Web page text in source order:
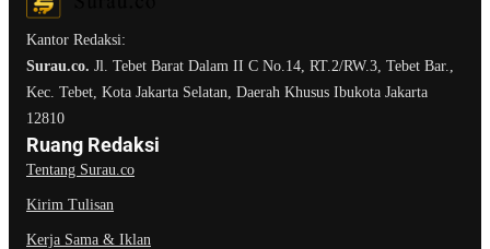
Kantor Redaksi:
Surau.co. Jl. Tebet Barat Dalam II C No.14, RT.2/RW.3, Tebet Bar.,
Kec. Tebet, Kota Jakarta Selatan, Daerah Khusus Ibukota Jakarta
12810
Ruang Redaksi
Tentang Surau.co
Kirim Tulisan
Kerja Sama & Iklan